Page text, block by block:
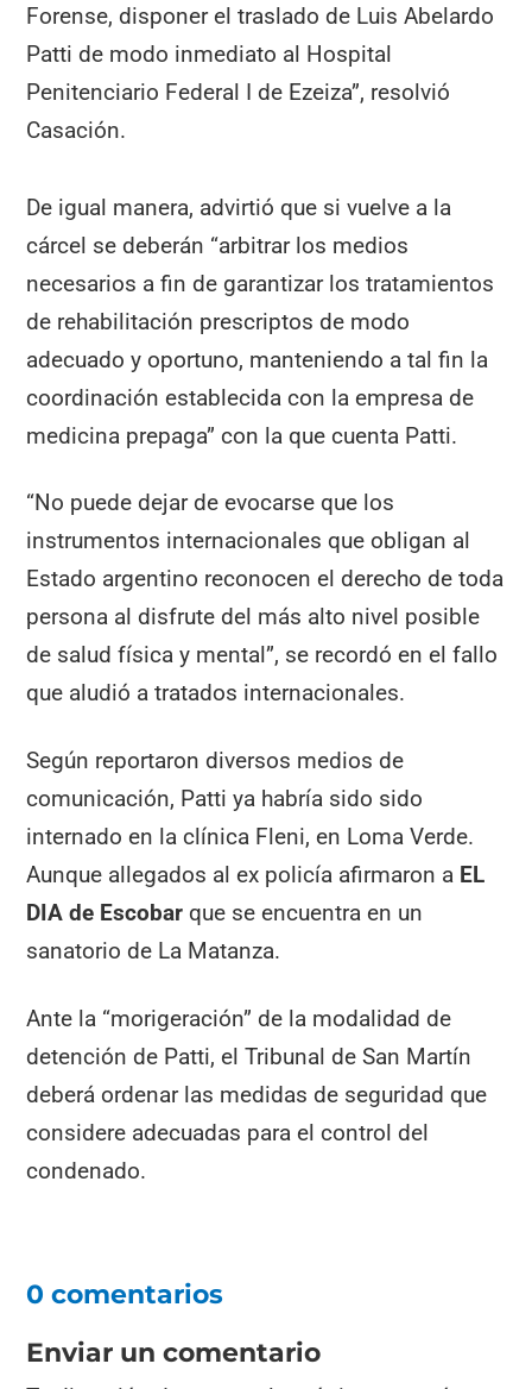
Forense, disponer el traslado de Luis Abelardo
Patti de modo inmediato al Hospital
Penitenciario Federal I de Ezeiza”, resolvió
Casación.
De igual manera, advirtió que si vuelve a la
cárcel se deberán “arbitrar los medios
necesarios a fin de garantizar los tratamientos
de rehabilitación prescriptos de modo
adecuado y oportuno, manteniendo a tal fin la
coordinación establecida con la empresa de
medicina prepaga” con la que cuenta Patti.
“No puede dejar de evocarse que los
instrumentos internacionales que obligan al
Estado argentino reconocen el derecho de toda
persona al disfrute del más alto nivel posible
de salud física y mental”, se recordó en el fallo
que aludió a tratados internacionales.
Según reportaron diversos medios de
comunicación, Patti ya habría sido sido
internado en la clínica Fleni, en Loma Verde.
Aunque allegados al ex policía afirmaron a EL
DIA de Escobar que se encuentra en un
sanatorio de La Matanza.
Ante la “morigeración” de la modalidad de
detención de Patti, el Tribunal de San Martín
deberá ordenar las medidas de seguridad que
considere adecuadas para el control del
condenado.
0 comentarios
Enviar un comentario